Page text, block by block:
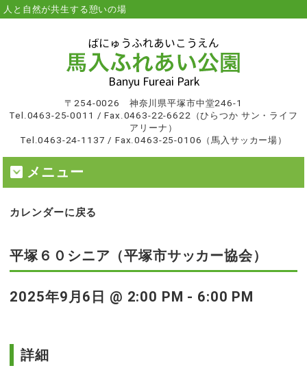
人と自然が共生する憩いの場
〒254-0026 神奈川県平塚市中堂246-1
Tel.0463-25-0011 / Fax.0463-22-6622（ひらつか サン・ライフ
アリーナ）
Tel.0463-24-1137 / Fax.0463-25-0106（馬入サッカー場）
メニュー
カレンダーに戻る
平塚６０シニア（平塚市サッカー協会）
2025年9月6日 @ 2:00 PM - 6:00 PM
イ詳細